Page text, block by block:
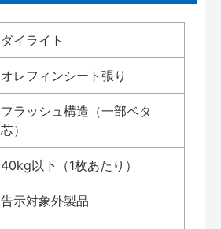
ダイライト
オレフィンシート張り
フラッシュ構造（一部ベタ
芯）
40kg以下（1枚あたり）
告示対象外製品